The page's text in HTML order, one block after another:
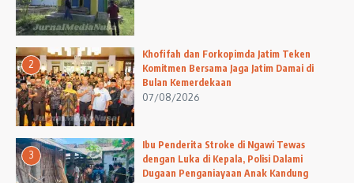
2
Khofifah dan Forkopimda Jatim Teken
Komitmen Bersama Jaga Jatim Damai di
Bulan Kemerdekaan
07/08/2026
3
Ibu Penderita Stroke di Ngawi Tewas
dengan Luka di Kepala, Polisi Dalami
Dugaan Penganiayaan Anak Kandung